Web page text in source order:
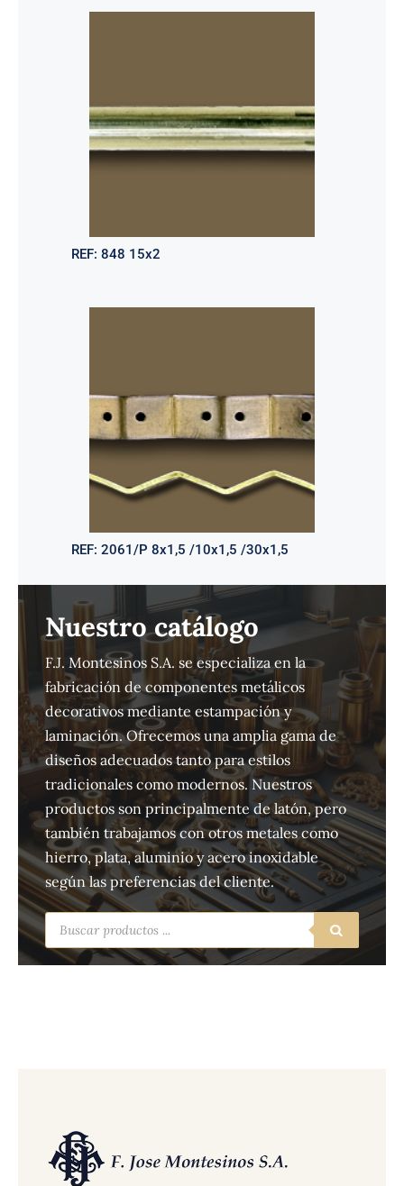
REF: 848 15x2
REF: 2061/P 8x1,5 /10x1,5 /30x1,5
Nuestro catálogo
F.J. Montesinos S.A. se especializa en la
fabricación de componentes metálicos
decorativos mediante estampación y
laminación. Ofrecemos una amplia gama de
diseños adecuados tanto para estilos
tradicionales como modernos. Nuestros
productos son principalmente de latón, pero
también trabajamos con otros metales como
hierro, plata, aluminio y acero inoxidable
según las preferencias del cliente.
Búsqueda
de
productos